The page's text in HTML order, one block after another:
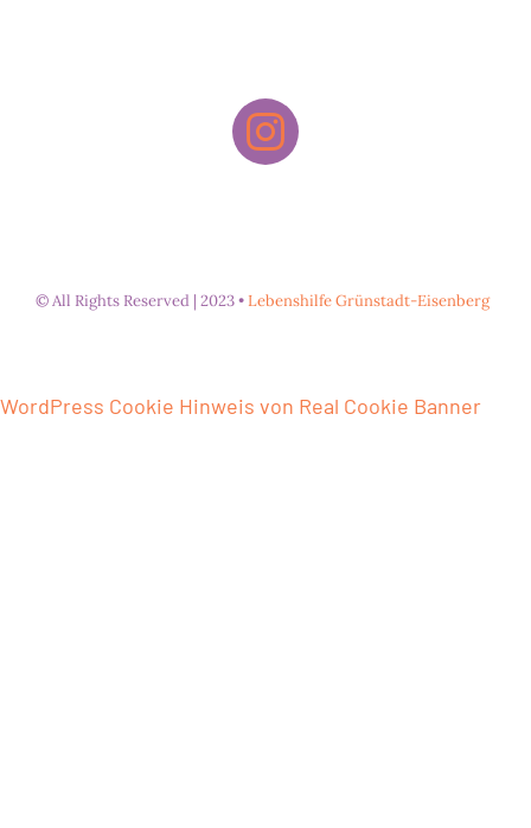
© All Rights Reserved | 2023 •Lebenshilfe Grünstadt-Eisenberg
WordPress Cookie Hinweis von Real Cookie Banner